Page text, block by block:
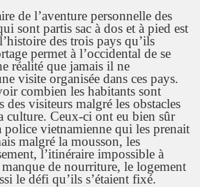
de l’aventure personnelle des
sont partis sac à dos et à pied est
des trois pays qu’ils
permet à l’occidental de se
réalité que jamais il ne
visite organisée dans ces pays.
combien les habitants sont
des visiteurs malgré les obstacles
culture. Ceux-ci ont eu bien sûr
police vietnamienne qui les prenait
malgré la mousson, les
l’itinéraire impossible à
de nourriture, le logement
le défi qu’ils s’étaient fixé.